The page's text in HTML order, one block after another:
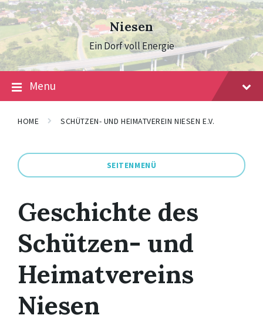
Skip
to
content
Skip
to
main
navigation
Skip
to
footer
Niesen
Ein Dorf voll Energie
Menu
HOME SCHÜTZEN- UND HEIMATVEREIN NIESEN E.V.
SEITENMENÜ
Geschichte des
Schützen- und
Heimatvereins
Niesen